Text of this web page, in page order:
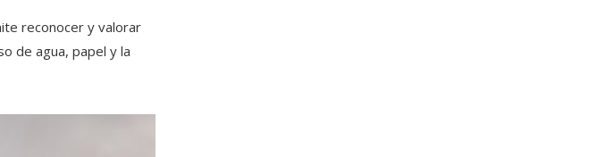
reconocer y valorar
de agua, papel y la